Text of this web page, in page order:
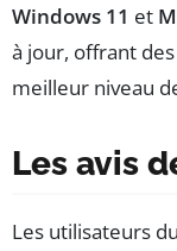
Windows 11 et
à jour, offrant
meilleur niveau
Les avis
Les utilisateurs